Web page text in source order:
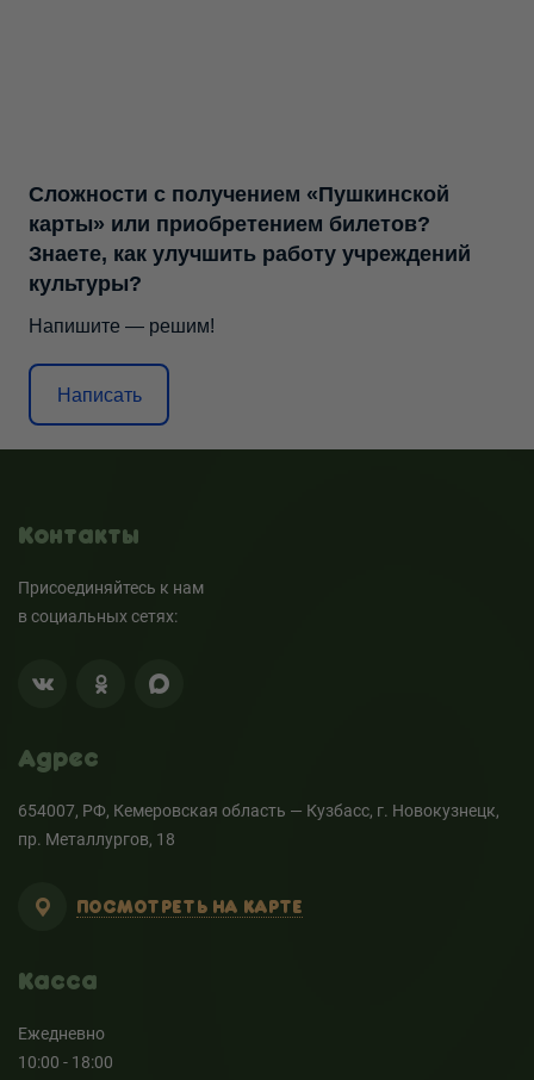
Сложности с получением «Пушкинской
карты» или приобретением билетов?
Знаете, как улучшить работу учреждений
культуры?
Напишите — решим!
Написать
Контакты
Присоединяйтесь к нам
в социальных сетях:
Адрес
654007, РФ, Кемеровская область — Кузбасс, г. Новокузнецк,
пр. Металлургов, 18
ПОСМОТРЕТЬ НА КАРТЕ
Касса
Ежедневно
10:00 - 18:00